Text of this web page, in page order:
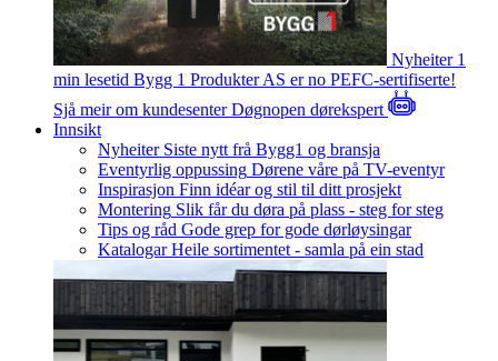
Nyheiter 1
min lesetid Bygg 1 Produkter AS er no PEFC-sertifiserte!
Sjå meir om kundesenterDøgnopen dørekspert
Innsikt
Nyheiter Siste nytt frå Bygg1 og bransja
Eventyrlig oppussing Dørene våre på TV-eventyr
Inspirasjon Finn idéar og stil til ditt prosjekt
Montering Slik får du døra på plass - steg for steg
Tips og råd Gode grep for gode dørløysingar
Katalogar Heile sortimentet - samla på ein stad